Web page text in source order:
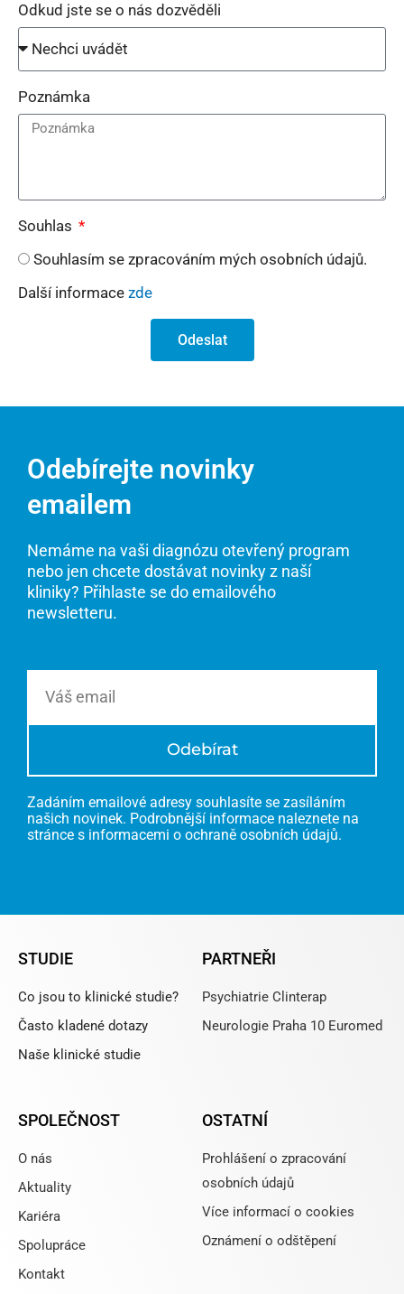
Odkud jste se o nás dozvěděli
Poznámka
Souhlas
Souhlasím se zpracováním mých osobních údajů.
Další informace zde
Odeslat
Odebírejte novinky
emailem
Nemáme na vaši diagnózu otevřený program
nebo jen chcete dostávat novinky z naší
kliniky? Přihlaste se do emailového
newsletteru.
Odebírat
Zadáním emailové adresy souhlasíte se zasíláním
našich novinek. Podrobnější informace naleznete na
stránce s informacemi o ochraně osobních údajů.
STUDIE
Co jsou to klinické studie?
Často kladené dotazy
Naše klinické studie
PARTNEŘI
Psychiatrie Clinterap
Neurologie Praha 10 Euromed
SPOLEČNOST
O nás
Aktuality
Kariéra
Spolupráce
Kontakt
OSTATNÍ
Prohlášení o zpracování
osobních údajů
Více informací o cookies
Oznámení o odštěpení